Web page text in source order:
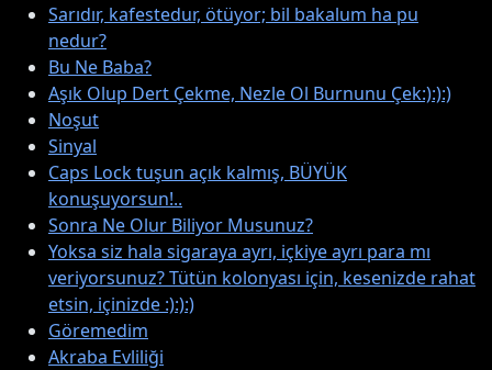
Sarıdır, kafestedur, ötüyor; bil bakalum ha pu
nedur?
Bu Ne Baba?
Aşık Olup Dert Çekme, Nezle Ol Burnunu Çek:):):)
Noşut
Sinyal
Caps Lock tuşun açık kalmış, BÜYÜK
konuşuyorsun!..
Sonra Ne Olur Biliyor Musunuz?
Yoksa siz hala sigaraya ayrı, içkiye ayrı para mı
veriyorsunuz? Tütün kolonyası için, kesenizde rahat
etsin, içinizde :):):)
Göremedim
Akraba Evliliği